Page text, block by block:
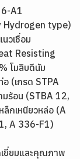
A1
Hydrogen type)
วเชื่อม
Resisting
โมลิบดีนัม
อ (เกรด STPA
ร้อน (STBA 12,
กเหนียวหล่อ (A
A 336-F1)
ยี่ยมและคุณภาพ